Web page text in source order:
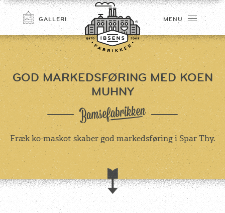
TILMELD
GALLERI MENU
GOD MARKEDSFØRING MED KOEN
MUHNY
Fræk ko-maskot skaber god markedsføring i Spar Thy.